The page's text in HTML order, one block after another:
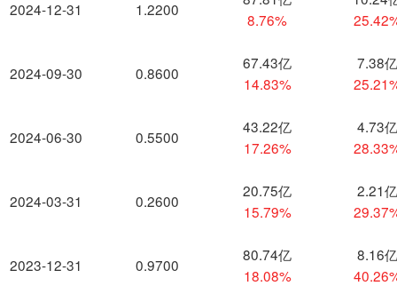
2024-12-31
2024-09-30
2024-06-30
2024-03-31
2023-12-31
1.2200
8.76%
0.8600
67.43亿
14.83%
7.38亿
0.5500
43.22亿
17.26%
4.73亿
0.2600
20.75亿
15.79%
2.21亿
0.9700
80.74亿
18.08%
8.16亿